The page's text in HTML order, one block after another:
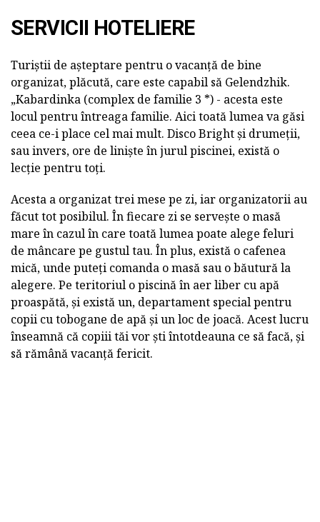
SERVICII HOTELIERE
Turiștii de așteptare pentru o vacanță de bine
organizat, plăcută, care este capabil să Gelendzhik.
„Kabardinka (complex de familie 3 *) - acesta este
locul pentru întreaga familie. Aici toată lumea va găsi
ceea ce-i place cel mai mult. Disco Bright și drumeții,
sau invers, ore de liniște în jurul piscinei, există o
lecție pentru toți.
Acesta a organizat trei mese pe zi, iar organizatorii au
făcut tot posibilul. În fiecare zi se servește o masă
mare în cazul în care toată lumea poate alege feluri
de mâncare pe gustul tau. În plus, există o cafenea
mică, unde puteți comanda o masă sau o băutură la
alegere. Pe teritoriul o piscină în aer liber cu apă
proaspătă, și există un, departament special pentru
copii cu tobogane de apă și un loc de joacă. Acest lucru
înseamnă că copiii tăi vor ști întotdeauna ce să facă, și
să rămână vacanță fericit.